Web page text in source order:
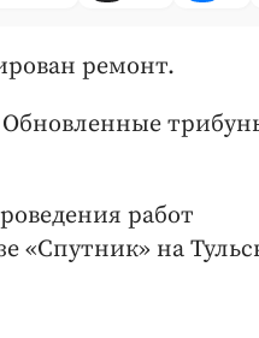
ремонт.
Обновленные
работ
«Спутник» на